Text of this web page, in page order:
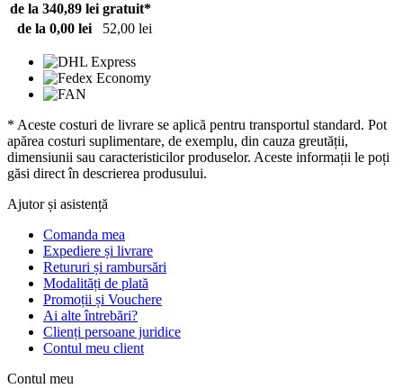
de la 340,89 lei gratuit*
de la 0,00 lei
52,00 lei
* Aceste costuri de livrare se aplică pentru transportul standard. Pot
apărea costuri suplimentare, de exemplu, din cauza greutății,
dimensiunii sau caracteristicilor produselor. Aceste informații le poți
găsi direct în descrierea produsului.
Ajutor și asistență
Comanda mea
Expediere și livrare
Retururi și rambursări
Modalități de plată
Promoții și Vouchere
Ai alte întrebări?
Clienți persoane juridice
Contul meu client
Contul meu